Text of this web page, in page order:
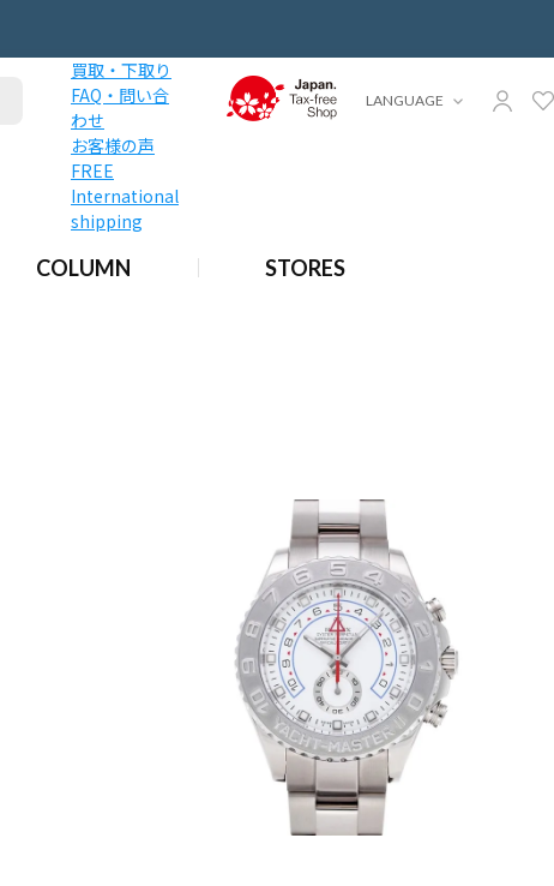
買取・下取り
FAQ・問い合
わせ
お客様の声
FREE
International
shipping
COLUMN STORES
LANGUAGE